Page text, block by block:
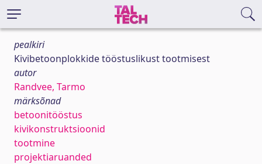
pealkiri
Kivibetoonplokkide tööstuslikust tootmisest
autor
Randvee, Tarmo
märksõnad
betoonitööstus
kivikonstruktsioonid
tootmine
projektiaruanded